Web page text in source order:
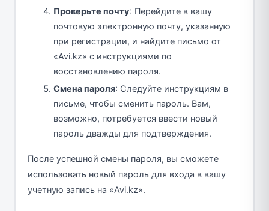
Проверьте почту: Перейдите в вашу
почтовую электронную почту, указанную
при регистрации, и найдите письмо от
«Avi.kz» с инструкциями по
восстановлению пароля.
Смена пароля: Следуйте инструкциям в
письме, чтобы сменить пароль. Вам,
возможно, потребуется ввести новый
пароль дважды для подтверждения.
После успешной смены пароля, вы сможете
использовать новый пароль для входа в вашу
учетную запись на «Avi.kz».